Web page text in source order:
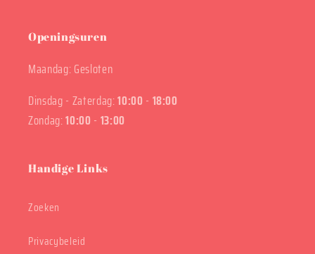
Openingsuren
Maandag: Gesloten
Dinsdag - Zaterdag:10:00 - 18:00
Zondag:10:00 - 13:00
Handige Links
Zoeken
Privacybeleid